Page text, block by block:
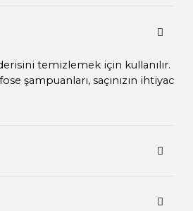
temizlemek için kullanılır.
şampuanları, saçınızın ihtiyac